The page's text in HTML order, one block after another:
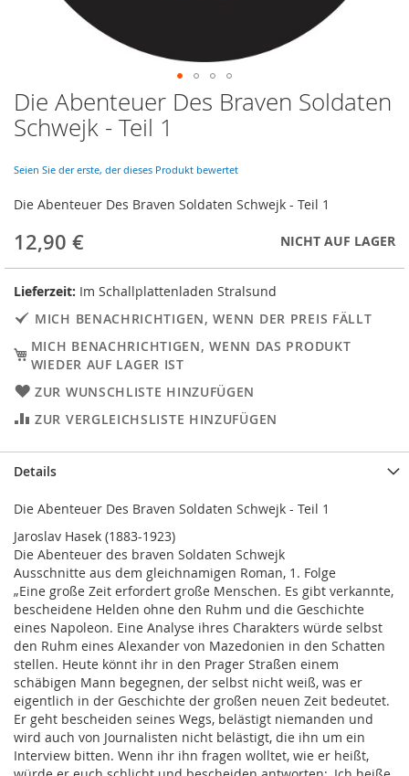
Skip
to
the
of
images
Die Abenteuer Des Braven Soldaten
Schwejk - Teil 1
Seien Sie der erste, der dieses Produkt bewertet
Die Abenteuer Des Braven Soldaten Schwejk - Teil 1
12,90 € NICHT AUF LAGER
Lieferzeit: Im Schallplattenladen Stralsund
MICH BENACHRICHTIGEN, WENN DER PREIS FÄLLT
MICH BENACHRICHTIGEN, WENN DAS PRODUKT
WIEDER AUF LAGER IST
ZUR WUNSCHLISTE HINZUFÜGEN
ZUR VERGLEICHSLISTE HINZUFÜGEN
Details
Die Abenteuer Des Braven Soldaten Schwejk - Teil 1
Jaroslav Hasek (1883-1923)
Die Abenteuer des braven Soldaten Schwejk
Ausschnitte aus dem gleichnamigen Roman, 1. Folge
„Eine große Zeit erfordert große Menschen. Es gibt verkannte,
bescheidene Helden ohne den Ruhm und die Geschichte
eines Napoleon. Eine Analyse ihres Charakters würde selbst
den Ruhm eines Alexander von Mazedonien in den Schatten
stellen. Heute könnt ihr in den Prager Straßen einem
schäbigen Mann begegnen, der selbst nicht weiß, was er
eigentlich in der Geschichte der großen neuen Zeit bedeutet.
Er geht bescheiden seines Wegs, belästigt niemanden und
wird auch von Journalisten nicht belästigt, die ihn um ein
Interview bitten. Wenn ihr ihn fragen wolltet, wie er heißt,